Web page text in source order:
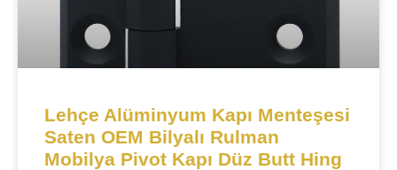
​​​​​Lehçe Alüminyum Kapı Menteşesi
Saten OEM Bilyalı Rulman
Mobilya Pivot Kapı Düz Butt Hing